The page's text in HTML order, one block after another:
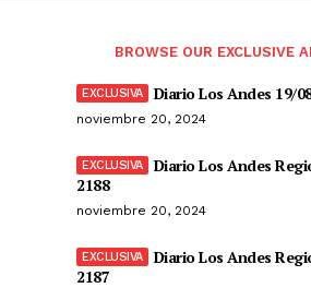
BROWSE OUR EXCLUSIVE
Diario Los Andes 19/
noviembre 20, 2024
Diario Los Andes
2188
noviembre 20, 2024
Diario Los Andes
2187